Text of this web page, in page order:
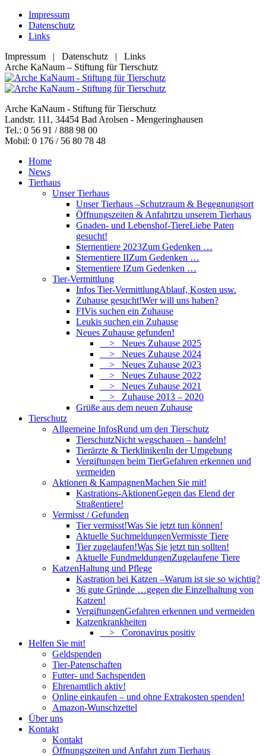
Zum
Inhalt
springen
Impressum
Datenschutz
Links
Impressum | Datenschutz | Links
Facebook
page
opens
new
window
YouTube
page
opens
new
window
RSS
page
opens
new
window
E-
Mail
page
in
new
window
Arche KaNaum – Stiftung für Tierschutz
Arche KaNaum - Stiftung für Tierschutz
Landstr. 111, 34454 Bad Arolsen - Mengeringhausen
Tel.: 0 56 91 / 888 98 00
Mobil: 0 176 / 56 80 78 48
Home
News
Tierhaus
Unser Tierhaus
Unser Tierhaus –Schutzraum & Begegnungsort
Öffnungszeiten & Anfahrtzu unserem Tierhaus
Gnaden- und Lebenshof-TiereLiebe Paten
gesucht!
Sternentiere 2023Zum Gedenken …
Sternentiere IIZum Gedenken …
Sternentiere IZum Gedenken …
Tier-Vermittlung
Infos Tier-VermittlungAblauf, Kosten usw.
Zuhause gesucht!Wer will uns haben?
FIVis suchen ein Zuhause
Leukis suchen ein Zuhause
Neues Zuhause gefunden!
> Neues Zuhause 2025
> Neues Zuhause 2024
> Neues Zuhause 2023
> Neues Zuhause 2022
> Neues Zuhause 2021
> Zuhause 2013 – 2020
Grüße aus dem neuen Zuhause
Tierschutz
Allgemeine InfosRund um den Tierschutz
TierschutzNicht wegschauen – handeln!
Tierärzte & TierklinikenIn der Umgebung
Vergiftungen beim TierGefahren erkennen und
vermeiden
Aktionen & KampagnenMachen Sie mit!
Kastrations-AktionenGegen das Elend der
Straßentiere!
Vermisst / Gefunden
Tier vermisst!Was Sie jetzt tun können!
Aktuelle SuchmeldungenVermisste Tiere
Tier zugelaufen!Was Sie jetzt tun sollten!
Aktuelle FundmeldungenZugelaufene Tiere
KatzenHaltung und Pflege
Kastration bei Katzen –Warum ist sie so wichtig?
36 gute Gründe …gegen die Einzelhaltung von
Katzen!
VergiftungenGefahren erkennen und vermeiden
Katzenkrankheiten
> Coronavirus positiv
Helfen Sie mit!
Geldspenden
Tier-Patenschaften
Futter- und Sachspenden
Ehrenamtlich aktiv!
Online einkaufen – und ohne Extrakosten spenden!
Amazon-Wunschzettel
Über uns
Kontakt
Kontakt
Öffnungszeiten und Anfahrt zum Tierhaus